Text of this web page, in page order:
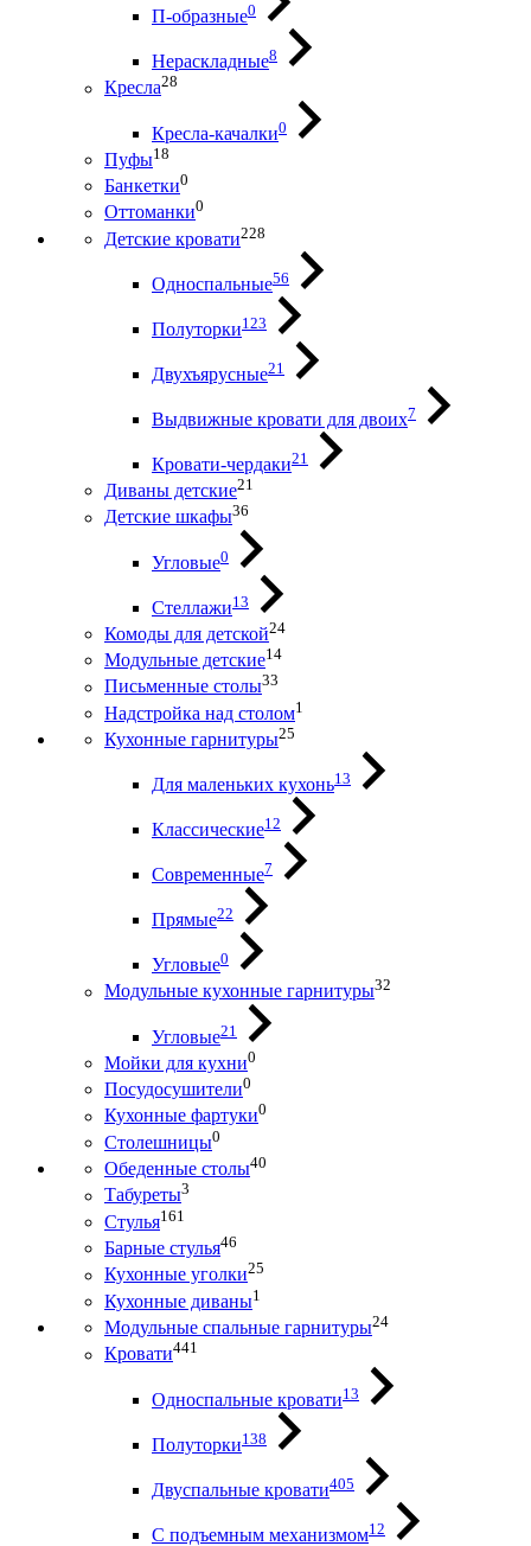
П-образные0
Нераскладные8
Кресла28
Кресла-качалки0
Пуфы18
Банкетки0
Оттоманки0
Детские кровати228
Односпальные56
Полуторки123
Двухъярусные21
Выдвижные кровати для двоих7
Кровати-чердаки21
Диваны детские21
Детские шкафы36
Угловые0
Стеллажи13
Комоды для детской24
Модульные детские14
Письменные столы33
Надстройка над столом1
Кухонные гарнитуры25
Для маленьких кухонь13
Классические12
Современные7
Прямые22
Угловые0
Модульные кухонные гарнитуры32
Угловые21
Мойки для кухни0
Посудосушители0
Кухонные фартуки0
Столешницы0
Обеденные столы40
Табуреты3
Стулья161
Барные стулья46
Кухонные уголки25
Кухонные диваны1
Модульные спальные гарнитуры24
Кровати441
Односпальные кровати13
Полуторки138
Двуспальные кровати405
С подъемным механизмом12